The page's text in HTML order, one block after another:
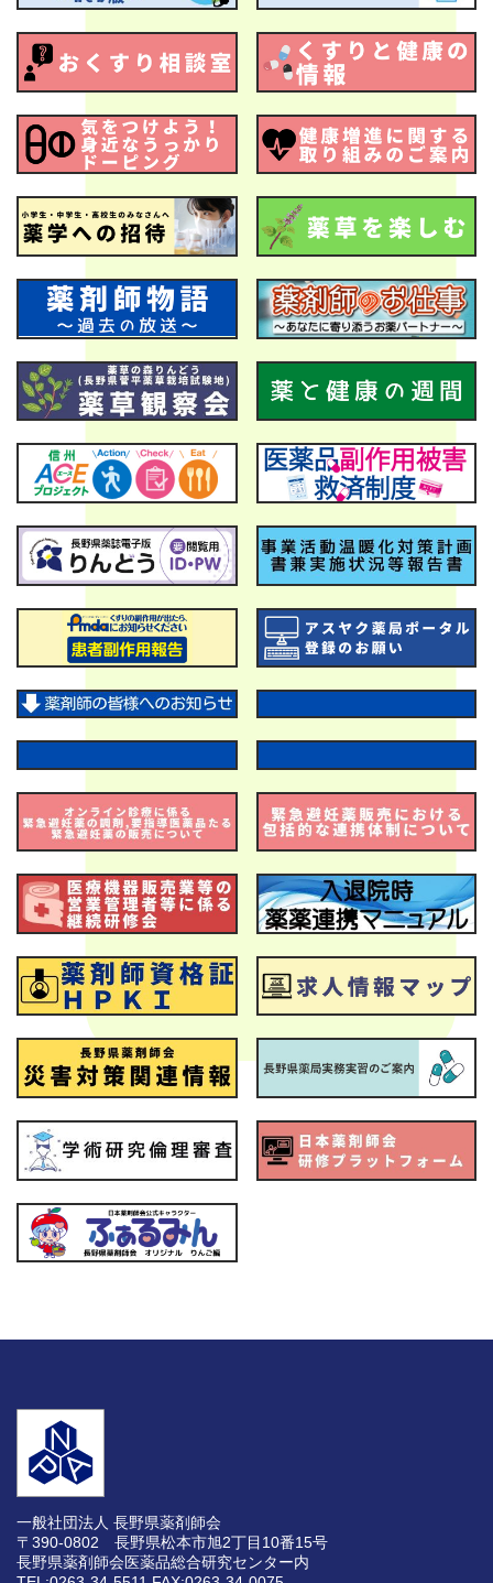
一般社団法人 長野県薬剤師会
〒390-0802 長野県松本市旭2丁目10番15号
長野県薬剤師会医薬品総合研究センター内